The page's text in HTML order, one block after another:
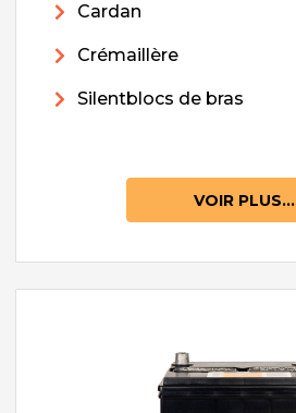
Cardan
Crémaillère
Silentblocs de bras
VOIR PLUS...